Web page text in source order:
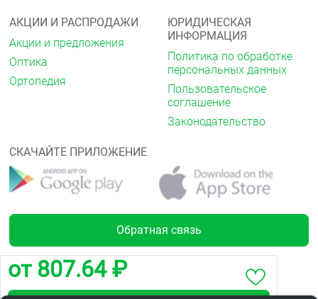
от 807.64 ₽
АКЦИИ И РАСПРОДАЖИ
Акции и предложения
Оптика
Ортопедия
ЮРИДИЧЕСКАЯ
ИНФОРМАЦИЯ
Политика по обработке
персональных данных
Пользовательское
соглашение
Законодательство
СКАЧАЙТЕ ПРИЛОЖЕНИЕ
Обратная связь